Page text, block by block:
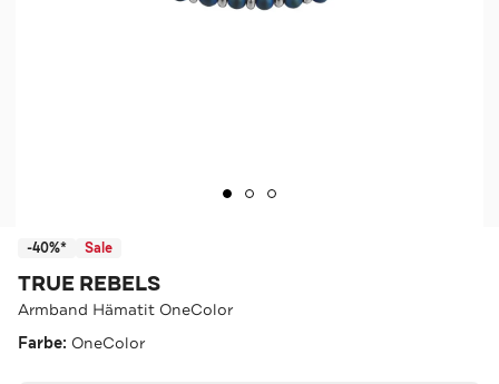
-40%* Sale
TRUE REBELS
Armband Hämatit OneColor
Farbe: OneColor